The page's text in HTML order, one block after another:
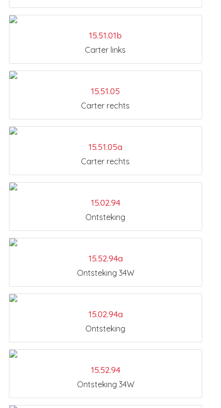
15.51.01b
Carter links
15.51.05
Carter rechts
15.51.05a
Carter rechts
15.02.94
Ontsteking
15.52.94a
Ontsteking 34W
15.02.94a
Ontsteking
15.52.94
Ontsteking 34W